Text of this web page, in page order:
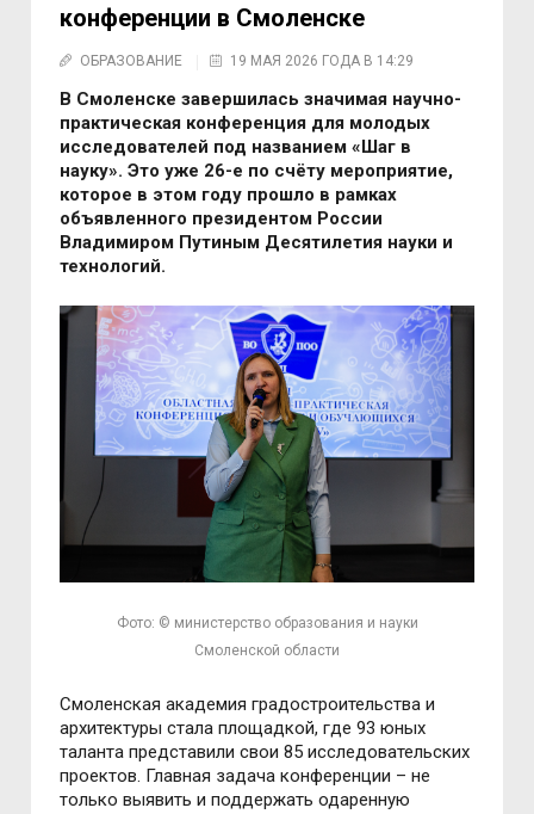
конференции в Смоленске
ОБРАЗОВАНИЕ 19 МАЯ 2026 ГОДА В 14:29
В Смоленске завершилась значимая научно-
практическая конференция для молодых
исследователей под названием «Шаг в
науку». Это уже 26-е по счёту мероприятие,
которое в этом году прошло в рамках
объявленного президентом России
Владимиром Путиным Десятилетия науки и
технологий.
Фото: © министерство образования и науки
Смоленской области
Смоленская академия градостроительства и
архитектуры стала площадкой, где 93 юных
таланта представили свои 85 исследовательских
проектов. Главная задача конференции – не
только выявить и поддержать одаренную